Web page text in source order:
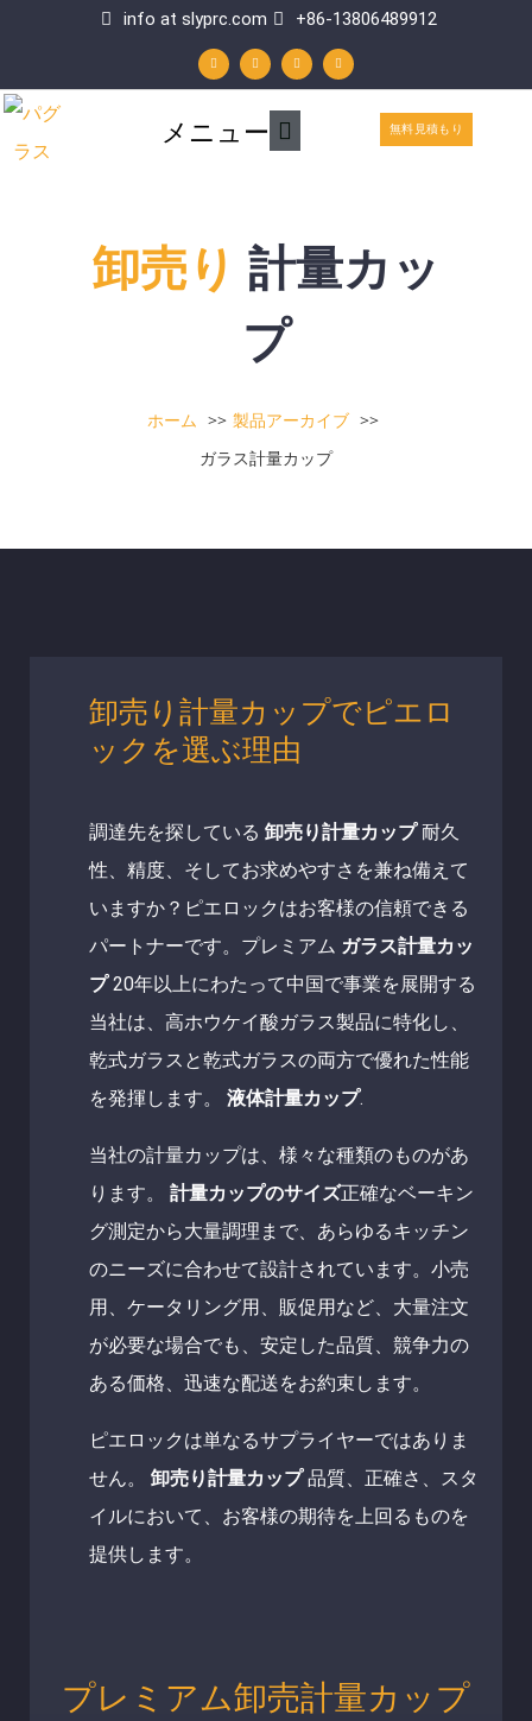
を
info at slyprc.com +86-13806489912
h
a
t
s
ェ
イ
ス
ブ
o
u
t
u
e
ン
ク
ト
イ
メ
メ
ニ
ュ
ー
メニュー 無料見積もり
卸売り 計量カッ
プ
ホーム
製品アーカイブ
ガラス計量カップ
卸売り計量カップでピエロ
ックを選ぶ理由
調達先を探している 卸売り計量カップ耐久
性、精度、そしてお求めやすさを兼ね備えて
いますか？ピエロックはお客様の信頼できる
パートナーです。プレミアム ガラス計量カッ
プ20年以上にわたって中国で事業を展開する
当社は、高ホウケイ酸ガラス製品に特化し、
乾式ガラスと乾式ガラスの両方で優れた性能
を発揮します。 液体計量カップ.
当社の計量カップは、様々な種類のものがあ
ります。 計量カップのサイズ正確なベーキン
グ測定から大量調理まで、あらゆるキッチン
のニーズに合わせて設計されています。小売
用、ケータリング用、販促用など、大量注文
が必要な場合でも、安定した品質、競争力の
ある価格、迅速な配送をお約束します。
ピエロックは単なるサプライヤーではありま
せん。 卸売り計量カップ品質、正確さ、スタ
イルにおいて、お客様の期待を上回るものを
提供します。
プレミアム卸売計量カップ